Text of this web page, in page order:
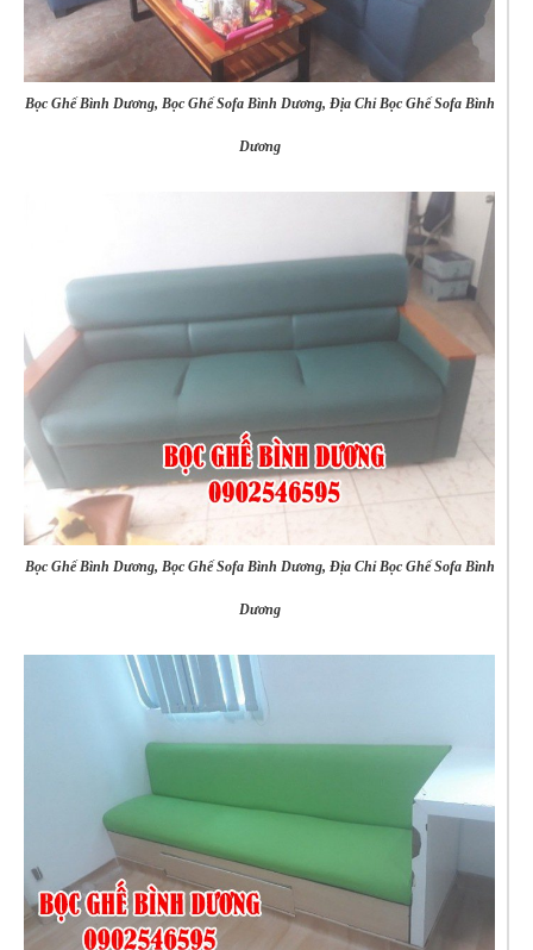
Bọc Ghế Bình Dương, Bọc Ghế Sofa Bình Dương, Địa Chỉ Bọc Ghế Sofa Bình
Dương
Bọc Ghế Bình Dương, Bọc Ghế Sofa Bình Dương, Địa Chỉ Bọc Ghế Sofa Bình
Dương